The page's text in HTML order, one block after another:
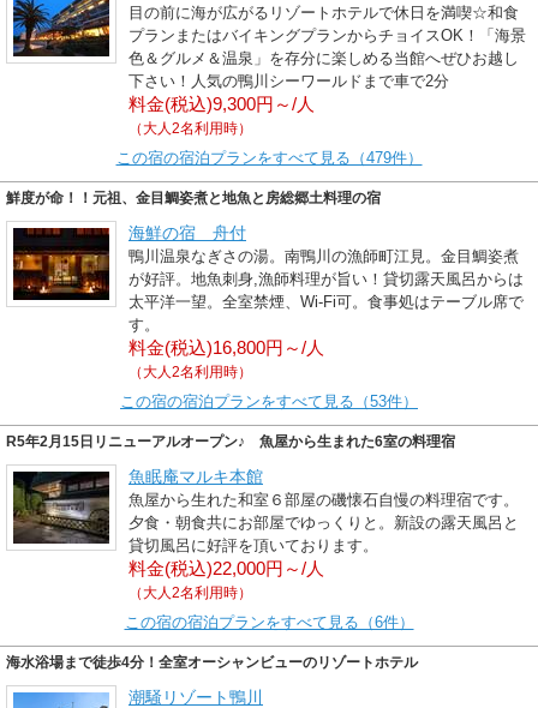
目の前に海が広がるリゾートホテルで休日を満喫☆和食
プランまたはバイキングプランからチョイスOK！「海景
色＆グルメ＆温泉」を存分に楽しめる当館へぜひお越し
下さい！人気の鴨川シーワールドまで車で2分
料金(税込)9,300円～/人
（大人2名利用時）
この宿の宿泊プランをすべて見る（479件）
鮮度が命！！元祖、金目鯛姿煮と地魚と房総郷土料理の宿
海鮮の宿 舟付
鴨川温泉なぎさの湯。南鴨川の漁師町江見。金目鯛姿煮
が好評。地魚刺身,漁師料理が旨い！貸切露天風呂からは
太平洋一望。全室禁煙、Wi-Fi可。食事処はテーブル席で
す。
料金(税込)16,800円～/人
（大人2名利用時）
この宿の宿泊プランをすべて見る（53件）
R5年2月15日リニューアルオープン♪ 魚屋から生まれた6室の料理宿
魚眠庵マルキ本館
魚屋から生れた和室６部屋の磯懐石自慢の料理宿です。
夕食・朝食共にお部屋でゆっくりと。新設の露天風呂と
貸切風呂に好評を頂いております。
料金(税込)22,000円～/人
（大人2名利用時）
この宿の宿泊プランをすべて見る（6件）
海水浴場まで徒歩4分！全室オーシャンビューのリゾートホテル
潮騒リゾート鴨川